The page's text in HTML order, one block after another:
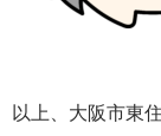
以上、大阪市東